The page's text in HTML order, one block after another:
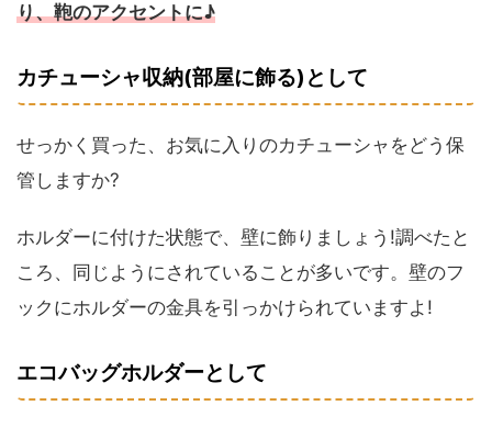
り、鞄のアクセントに♪
カチューシャ収納(部屋に飾る)として
せっかく買った、お気に入りのカチューシャをどう保
管しますか?
ホルダーに付けた状態で、壁に飾りましょう!調べたと
ころ、同じようにされていることが多いです。壁のフ
ックにホルダーの金具を引っかけられていますよ!
エコバッグホルダーとして